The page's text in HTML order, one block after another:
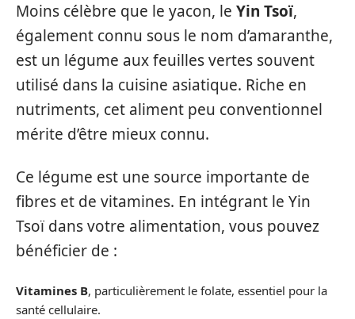
Moins célèbre que le yacon, le Yin Tsoï,
également connu sous le nom d’amaranthe,
est un légume aux feuilles vertes souvent
utilisé dans la cuisine asiatique. Riche en
nutriments, cet aliment peu conventionnel
mérite d’être mieux connu.
Ce légume est une source importante de
fibres et de vitamines. En intégrant le Yin
Tsoï dans votre alimentation, vous pouvez
bénéficier de :
Vitamines B, particulièrement le folate, essentiel pour la
santé cellulaire.